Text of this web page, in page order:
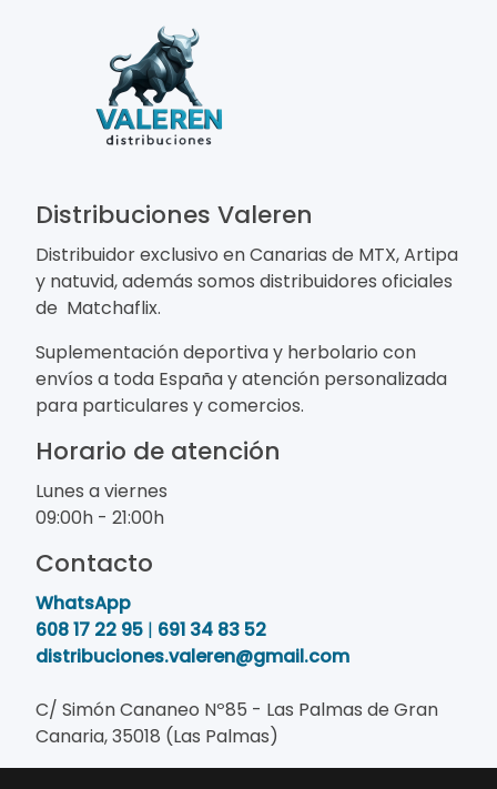
Distribuciones Valeren
Distribuidor exclusivo en Canarias de MTX, Artipa
y natuvid, además somos distribuidores oficiales
de Matchaflix.
Suplementación deportiva y herbolario con
envíos a toda España y atención personalizada
para particulares y comercios.
Horario de atención
Lunes a viernes
09:00h - 21:00h
Contacto
WhatsApp
608 17 22 95 | 691 34 83 52
distribuciones.valeren@gmail.com
C/ Simón Cananeo Nº85 - Las Palmas de Gran
Canaria, 35018 (Las Palmas)